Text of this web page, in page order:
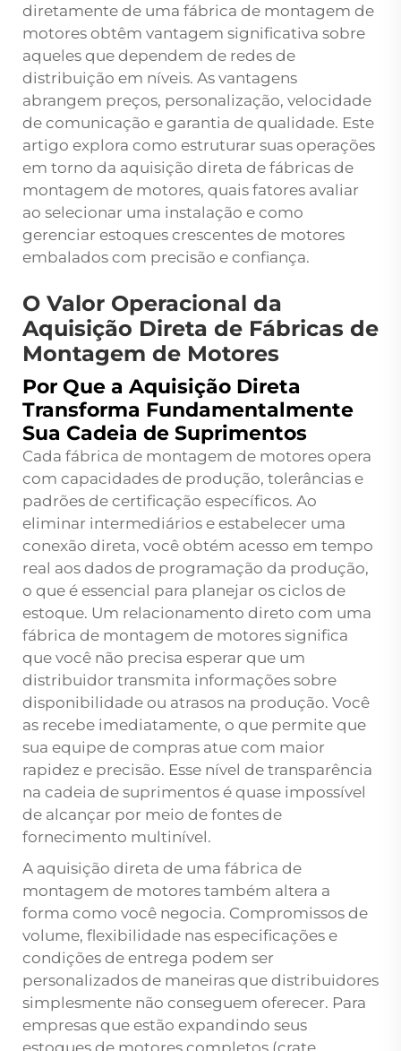
diretamente de uma fábrica de montagem de
motores obtêm vantagem significativa sobre
aqueles que dependem de redes de
distribuição em níveis. As vantagens
abrangem preços, personalização, velocidade
de comunicação e garantia de qualidade. Este
artigo explora como estruturar suas operações
em torno da aquisição direta de fábricas de
montagem de motores, quais fatores avaliar
ao selecionar uma instalação e como
gerenciar estoques crescentes de motores
embalados com precisão e confiança.
O Valor Operacional da
Aquisição Direta de Fábricas de
Montagem de Motores
Por Que a Aquisição Direta
Transforma Fundamentalmente
Sua Cadeia de Suprimentos
Cada fábrica de montagem de motores opera
com capacidades de produção, tolerâncias e
padrões de certificação específicos. Ao
eliminar intermediários e estabelecer uma
conexão direta, você obtém acesso em tempo
real aos dados de programação da produção,
o que é essencial para planejar os ciclos de
estoque. Um relacionamento direto com uma
fábrica de montagem de motores significa
que você não precisa esperar que um
distribuidor transmita informações sobre
disponibilidade ou atrasos na produção. Você
as recebe imediatamente, o que permite que
sua equipe de compras atue com maior
rapidez e precisão. Esse nível de transparência
na cadeia de suprimentos é quase impossível
de alcançar por meio de fontes de
fornecimento multinível.
A aquisição direta de uma fábrica de
montagem de motores também altera a
forma como você negocia. Compromissos de
volume, flexibilidade nas especificações e
condições de entrega podem ser
personalizados de maneiras que distribuidores
simplesmente não conseguem oferecer. Para
empresas que estão expandindo seus
estoques de motores completos (crate